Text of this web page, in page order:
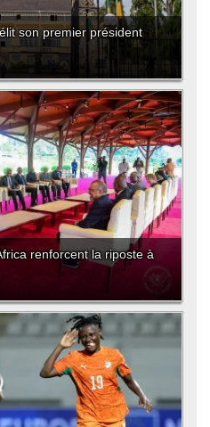
son premier président
renforcent la riposte à